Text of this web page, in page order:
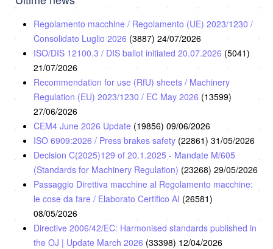
Regolamento macchine / Regolamento (UE) 2023/1230 /
Consolidato Luglio 2026 (3887) 24/07/2026
ISO/DIS 12100.3 / DIS ballot initiated 20.07.2026 (5041)
21/07/2026
Recommendation for use (RfU) sheets / Machinery
Regulation (EU) 2023/1230 / EC May 2026 (13599)
27/06/2026
CEM4 June 2026 Update (19856) 09/06/2026
ISO 6909:2026 / Press brakes safety (22861) 31/05/2026
Decision C(2025)129 of 20.1.2025 - Mandate M/605
(Standards for Machinery Regulation) (23268) 29/05/2026
Passaggio Direttiva macchine al Regolamento macchine:
le cose da fare / Elaborato Certifico AI (26581)
08/05/2026
Directive 2006/42/EC: Harmonised standards published in
the OJ | Update March 2026 (33398) 12/04/2026